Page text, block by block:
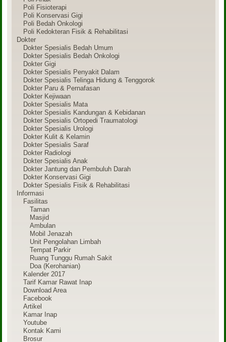
Poli Fisioterapi
Poli Konservasi Gigi
Poli Bedah Onkologi
Poli Kedokteran Fisik & Rehabilitasi
Dokter
Dokter Spesialis Bedah Umum
Dokter Spesialis Bedah Onkologi
Dokter Gigi
Dokter Spesialis Penyakit Dalam
Dokter Spesialis Telinga Hidung & Tenggorok
Dokter Paru & Pernafasan
Dokter Kejiwaan
Dokter Spesialis Mata
Dokter Spesialis Kandungan & Kebidanan
Dokter Spesialis Ortopedi Traumatologi
Dokter Spesialis Urologi
Dokter Kulit & Kelamin
Dokter Spesialis Saraf
Dokter Radiologi
Dokter Spesialis Anak
Dokter Jantung dan Pembuluh Darah
Dokter Konservasi Gigi
Dokter Spesialis Fisik & Rehabilitasi
Informasi
Fasilitas
Taman
Masjid
Ambulan
Mobil Jenazah
Unit Pengolahan Limbah
Tempat Parkir
Ruang Tunggu Rumah Sakit
Doa (Kerohanian)
Kalender 2017
Tarif Kamar Rawat Inap
Download Area
Facebook
Artikel
Kamar Inap
Youtube
Kontak Kami
Brosur